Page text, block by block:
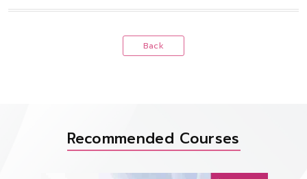
Back
Recommended Courses